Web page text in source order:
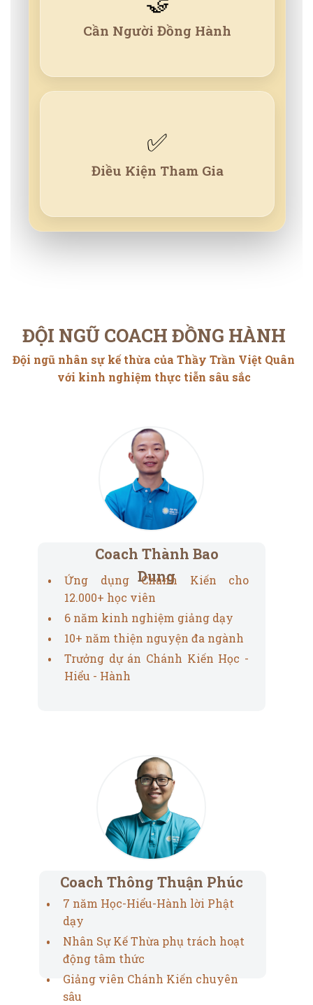
Cần Người Đồng Hành
Muốn coach đồng hành và tham vấn
sâu sát nhưng chưa có cơ hội.
✅
Điều Kiện Tham Gia
Đã tham gia Rèn tâm vững vàng, Rèn
trí sáng suốt và Nhân sự kế thừa.
ĐỘI NGŨ COACH ĐỒNG HÀNH
Đội ngũ nhân sự kế thừa của Thầy Trần Việt Quân
với kinh nghiệm thực tiễn sâu sắc
Coach Thông Thuận Phúc
7 năm Học-Hiểu-Hành lời Phật
dạy
Nhân Sự Kế Thừa phụ trách hoạt
động tâm thức
Giảng viên Chánh Kiến chuyên
sâu
Coach Thành Bao
Dung
Ứng dụng Chánh Kiến cho
12.000+ học viên
6 năm kinh nghiệm giảng dạy
10+ năm thiện nguyện đa ngành
Trưởng dự án Chánh Kiến Học -
Hiểu - Hành